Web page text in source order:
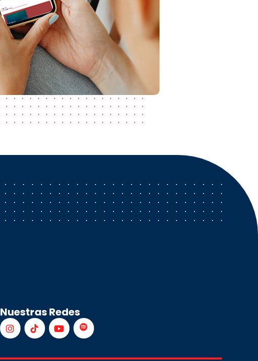
Nuestras Redes